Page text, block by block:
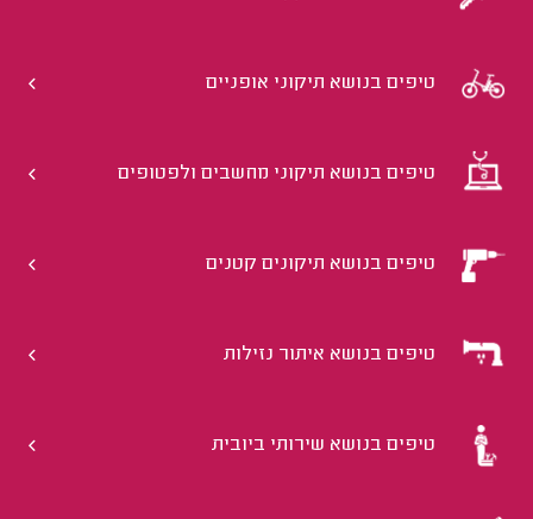
טיפים בנושא תיקוני אופניים
טיפים בנושא תיקוני מחשבים ולפטופים
טיפים בנושא תיקונים קטנים
טיפים בנושא איתור נזילות
טיפים בנושא שירותי ביובית